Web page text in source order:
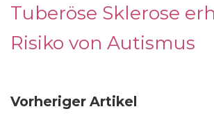
Tuberöse Sklerose
Risiko von Autismus
Vorheriger Artikel